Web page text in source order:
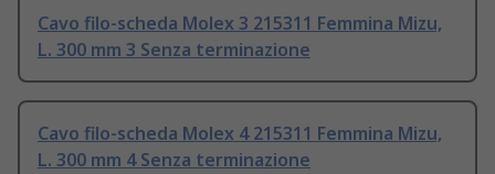
Cavo filo-scheda Molex 3 215311 Femmina Mizu,
L. 300 mm 3 Senza terminazione
Cavo filo-scheda Molex 4 215311 Femmina Mizu,
L. 300 mm 4 Senza terminazione